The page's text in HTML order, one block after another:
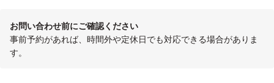
お問い合わせ前にご確認ください
事前予約があれば、時間外や定休日でも対応できる場合がありま
す。